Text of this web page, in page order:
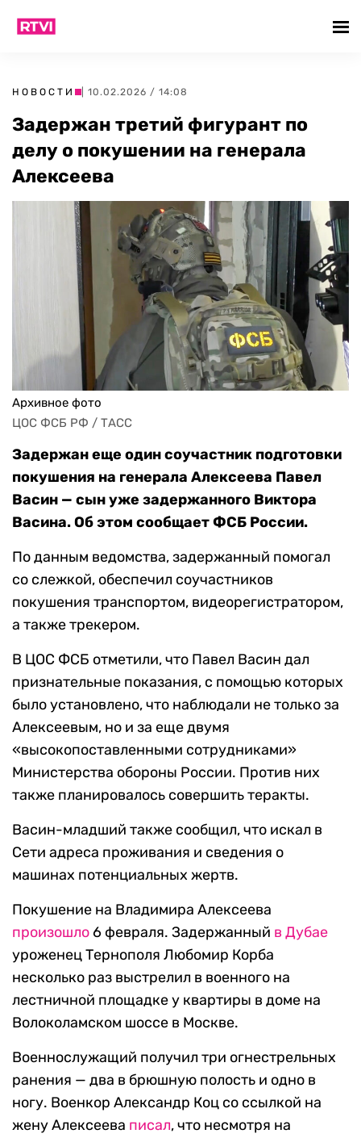
НОВОСТИ | 10.02.2026 / 14:08
Задержан третий фигурант по
делу о покушении на генерала
Алексеева
Архивное фото
ЦОС ФСБ РФ / ТАСС
Задержан еще один соучастник подготовки
покушения на генерала Алексеева Павел
Васин — сын уже задержанного Виктора
Васина. Об этом сообщает ФСБ России.
По данным ведомства, задержанный помогал
со слежкой, обеспечил соучастников
покушения транспортом, видеорегистратором,
а также трекером.
В ЦОС ФСБ отметили, что Павел Васин дал
признательные показания, с помощью которых
было установлено, что наблюдали не только за
Алексеевым, но и за еще двумя
«высокопоставленными сотрудниками»
Министерства обороны России. Против них
также планировалось совершить теракты.
Васин-младший также сообщил, что искал в
Сети адреса проживания и сведения о
машинах потенциальных жертв.
Покушение на Владимира Алексеева
произошло 6 февраля. Задержанный в Дубае
уроженец Тернополя Любомир Корба
несколько раз выстрелил в военного на
лестничной площадке у квартиры в доме на
Волоколамском шоссе в Москве.
Военнослужащий получил три огнестрельных
ранения — два в брюшную полость и одно в
ногу. Военкор Александр Коц со ссылкой на
жену Алексеева писал, что несмотря на